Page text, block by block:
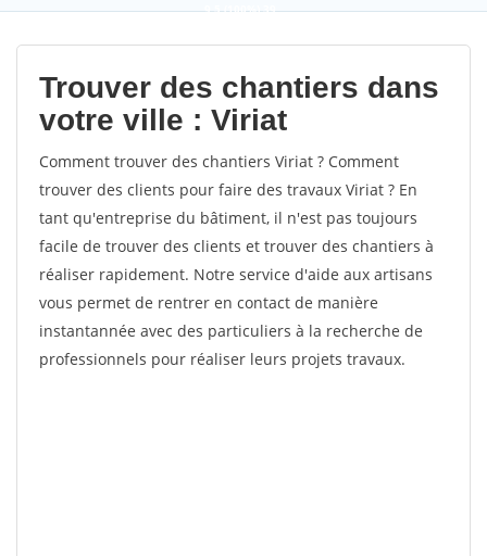
9,5(100%)39
votes
Trouver des chantiers dans
votre ville : Viriat
Comment trouver des chantiers Viriat ? Comment
trouver des clients pour faire des travaux Viriat ? En
tant qu'entreprise du bâtiment, il n'est pas toujours
facile de trouver des clients et trouver des chantiers à
réaliser rapidement. Notre service d'aide aux artisans
vous permet de rentrer en contact de manière
instantannée avec des particuliers à la recherche de
professionnels pour réaliser leurs projets travaux.